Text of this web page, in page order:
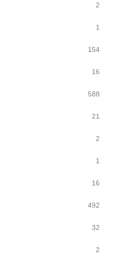
2
1
154
16
588
21
2
1
16
492
32
2